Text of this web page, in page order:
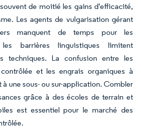
de moitié les gains d'efficacité,
Les agents de vulgarisation gérant
manquent de temps pour les
barrières linguistiques limitent
techniques. La confusion entre les
et les engrais organiques à
une sous- ou sur-application. Combler
grâce à des écoles de terrain et
est essentiel pour le marché des